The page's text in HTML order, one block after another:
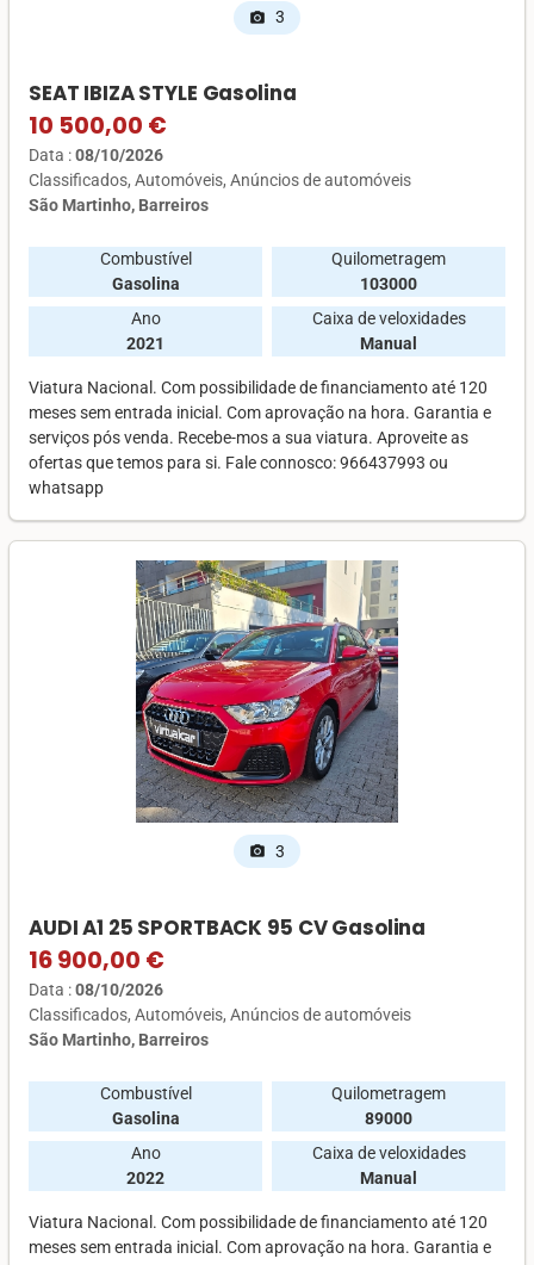
photo_camera 3
SEAT IBIZA STYLE Gasolina
10 500,00 €
Data :08/10/2026
Classificados Automóveis Anúncios de automóveis
São Martinho, Barreiros
Combustível
Gasolina
Quilometragem
103000
Ano
2021
Caixa de veloxidades
Manual
Viatura Nacional. Com possibilidade de financiamento até 120
meses sem entrada inicial. Com aprovação na hora. Garantia e
serviços pós venda. Recebe-mos a sua viatura. Aproveite as
ofertas que temos para si. Fale connosco: 966437993 ou
whatsapp
photo_camera 3
AUDI A1 25 SPORTBACK 95 CV Gasolina
16 900,00 €
Data :08/10/2026
Classificados Automóveis Anúncios de automóveis
São Martinho, Barreiros
Combustível
Gasolina
Quilometragem
89000
Ano
2022
Caixa de veloxidades
Manual
Viatura Nacional. Com possibilidade de financiamento até 120
meses sem entrada inicial. Com aprovação na hora. Garantia e